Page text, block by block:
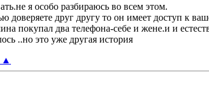
я особо разбираюсь во всем этом.
доверяете друг другу то он имеет доступ к
покупал два телефона-себе и жене.и и
..но это уже другая история
▲